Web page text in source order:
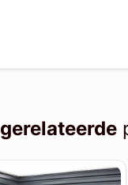
gerelateerde